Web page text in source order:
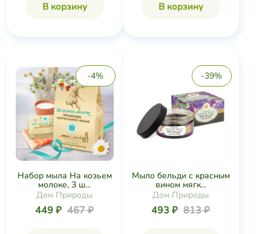
В корзину В корзину
-4%
Набор мыла На козьем
молоке, 3 ш...
Дом Природы
449 ₽ 467 ₽
-39%
Мыло бельди с красным
вином мягк...
Дом Природы
493 ₽ 813 ₽